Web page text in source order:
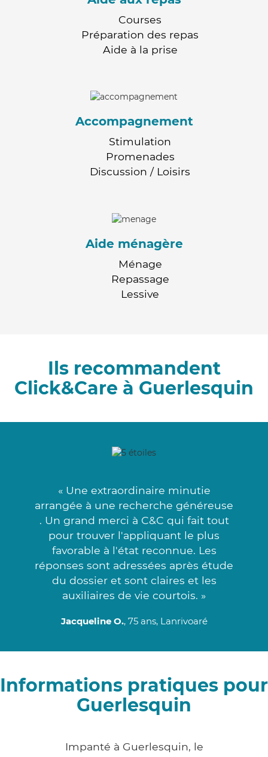
Courses
Préparation des repas
Aide à la prise
Accompagnement
Stimulation
Promenades
Discussion / Loisirs
Aide ménagère
Ménage
Repassage
Lessive
Ils recommandent
Click&Care à Guerlesquin
« Une extraordinaire minutie
arrangée à une recherche généreuse
. Un grand merci à C&C qui fait tout
pour trouver l'appliquant le plus
favorable à l'état reconnue. Les
réponses sont adressées après étude
du dossier et sont claires et les
auxiliaires de vie courtois. »
Jacqueline O., 75 ans, Lanrivoaré
Informations pratiques pour
Guerlesquin
Impanté à Guerlesquin, le